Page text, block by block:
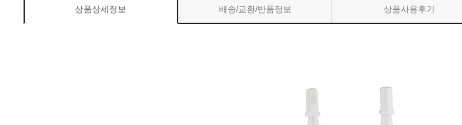
상품상세정보 배송/교환/반품정보 상품사용후기